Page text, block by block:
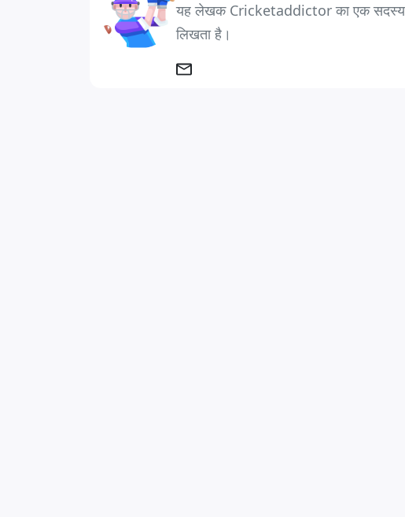
यह लेखक Cricketaddictor का एक सदस्य
लिखता है।